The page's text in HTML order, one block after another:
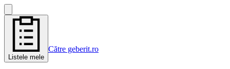
Listele mele
Către geberit.ro